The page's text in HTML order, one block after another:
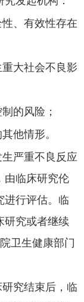
性、有效性存在
重大社会不良影
的风险；
他情形。
严重不良反应
由临床研究伦
进行评估。临
研究或者继续
卫生健康部门
究结束后，临